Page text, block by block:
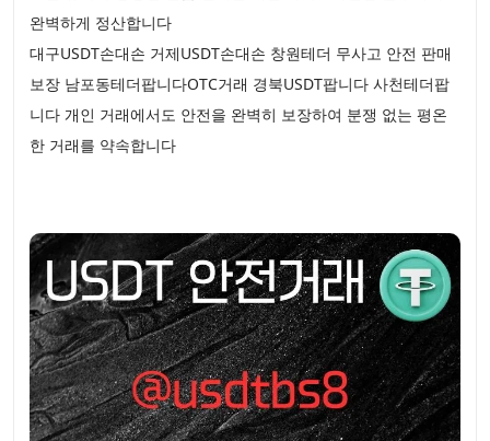
완벽하게 정산합니다
대구USDT손대손 거제USDT손대손 창원테더 무사고 안전 판매
보장 남포동테더팝니다OTC거래 경북USDT팝니다 사천테더팝
니다 개인 거래에서도 안전을 완벽히 보장하여 분쟁 없는 평온
한 거래를 약속합니다